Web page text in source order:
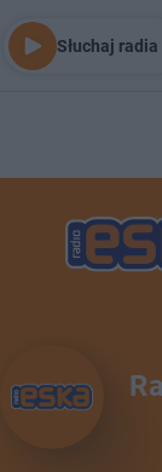
Słuchaj radia